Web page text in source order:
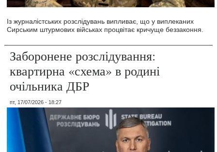
Із журналістських розслідувань випливає, що у виплеканих
Сирським штурмових військах процвітає кричуще беззаконня.
Заборонене розслідування:
квартирна «схема» в родині
очільника ДБР
пт, 17/07/2026 - 18:27